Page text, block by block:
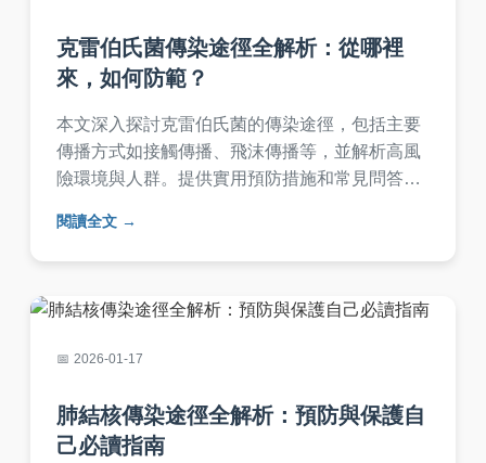
克雷伯氏菌傳染途徑全解析：從哪裡
來，如何防範？
本文深入探討克雷伯氏菌的傳染途徑，包括主要
傳播方式如接觸傳播、飛沫傳播等，並解析高風
險環境與人群。提供實用預防措施和常見問答，
醫療工作者參考。
閱讀全文
2026-01-17
肺結核傳染途徑全解析：預防與保護自
己必讀指南